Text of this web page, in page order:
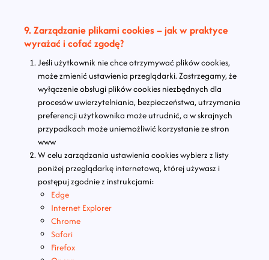
9. Zarządzanie plikami cookies – jak w praktyce
wyrażać i cofać zgodę?
Jeśli użytkownik nie chce otrzymywać plików cookies,
może zmienić ustawienia przeglądarki. Zastrzegamy, że
wyłączenie obsługi plików cookies niezbędnych dla
procesów uwierzytelniania, bezpieczeństwa, utrzymania
preferencji użytkownika może utrudnić, a w skrajnych
przypadkach może uniemożliwić korzystanie ze stron
www
W celu zarządzania ustawienia cookies wybierz z listy
poniżej przeglądarkę internetową, której używasz i
postępuj zgodnie z instrukcjami:
Edge
Internet Explorer
Chrome
Safari
Firefox